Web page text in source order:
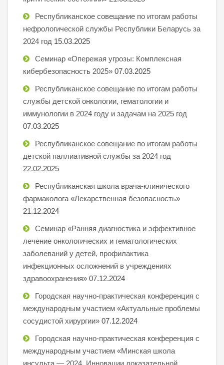
Республиканское совещание по итогам работы
нефрологической службы Республики Беларусь за
2024 год 15.03.2025
Семинар «Опережая угрозы: Комплексная
кибербезопасность 2025» 07.03.2025
Республиканское совещание по итогам работы
службы детской онкологии, гематологии и
иммунологии в 2024 году и задачам на 2025 год
07.03.2025
Республиканское совещание по итогам работы
детской паллиативной службы за 2024 год
22.02.2025
Республиканская школа врача-клинического
фармаколога «Лекарственная безопасность»
21.12.2024
Семинар «Ранняя диагностика и эффективное
лечение онкологических и гематологических
заболеваний у детей, профилактика
инфекционных осложнений в учреждениях
здравоохранения» 07.12.2024
Городская научно-практическая конференция с
международным участием «Актуальные проблемы
сосудистой хирургии» 07.12.2024
Городская научно-практическая конференция с
международным участием «Минская школа
инсульта — 2024. Инновации доказательной